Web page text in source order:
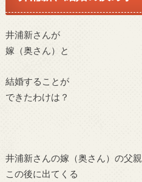
井浦新さんが
嫁（奥さん）と
結婚することが
できたわけは？
井浦新さんの嫁（奥さん）の父親
この後に出てくる